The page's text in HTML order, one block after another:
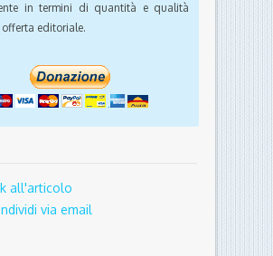
in termini di quantità e qualità
editoriale.
all'articolo
via email